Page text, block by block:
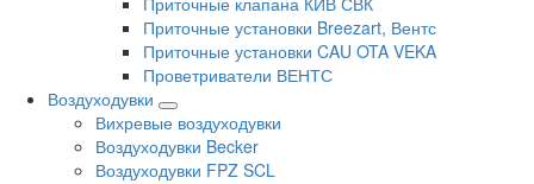
Приточные установки Breezart, Вентс
Приточные установки CAU OTA VEKA
Проветриватели ВЕНТС
Воздуходувки
Вихревые воздуходувки
Воздуходувки Becker
Воздуходувки FPZ SCL